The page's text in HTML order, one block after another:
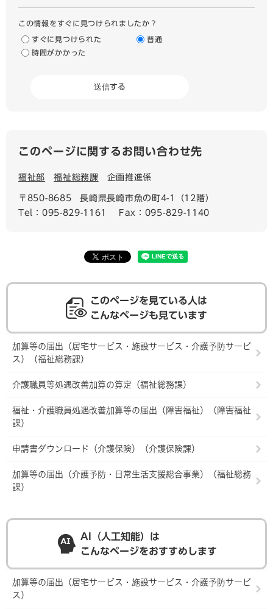
この情報をすぐに見つけられましたか？
すぐに見つけられた
普通
時間がかかった
このページに関するお問い合わせ先
福祉部 福祉総務課 企画推進係
〒850-8685
長崎県長崎市魚の町4-1（12階）
Tel：095-829-1161
Fax：095-829-1140
このページを見ている人は
こんなページも見ています
加算等の届出（居宅サービス・施設サービス・介護予防サービ
ス）（福祉総務課）
介護職員等処遇改善加算の算定（福祉総務課）
福祉・介護職員処遇改善加算等の届出（障害福祉）（障害福祉
課）
申請書ダウンロード（介護保険）（介護保険課）
加算等の届出（介護予防・日常生活支援総合事業）（福祉総務
課）
AI（人工知能）は
こんなページをおすすめします
加算等の届出（居宅サービス・施設サービス・介護予防サービ
ス）